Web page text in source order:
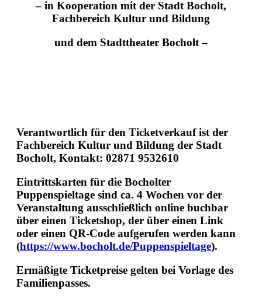
– in Kooperation mit der Stadt Bocholt,
Fachbereich Kultur und Bildung
und dem Stadttheater Bocholt –
Verantwortlich für den Ticketverkauf ist der
Fachbereich Kultur und Bildung der Stadt
Bocholt, Kontakt: 02871 9532610
Eintrittskarten für die Bocholter
Puppenspieltage sind ca. 4 Wochen vor der
Veranstaltung ausschließlich online buchbar
über einen Ticketshop, der über einen Link
oder einen QR-Code aufgerufen werden kann
(https://www.bocholt.de/Puppenspieltage).
Ermäßigte Ticketpreise gelten bei Vorlage des
Familienpasses.